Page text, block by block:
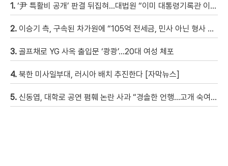
1. ‘尹 특활비 공개’ 판결 뒤집혀…대법원 “이미 대통령기록관 이관”
2. 이승기 측, 구속된 차가원에 “105억 전세금, 민사 아닌 형사 범죄…엄벌 원해” [자막뉴스]
3. 골프채로 YG 사옥 출입문 ‘쾅쾅’…20대 여성 체포
4. 북한 미사일부대, 러시아 배치 추진한다 [자막뉴스]
5. 신동엽, 대학로 공연 폄훼 논란 사과 “경솔한 언행…고개 숙여 사과”